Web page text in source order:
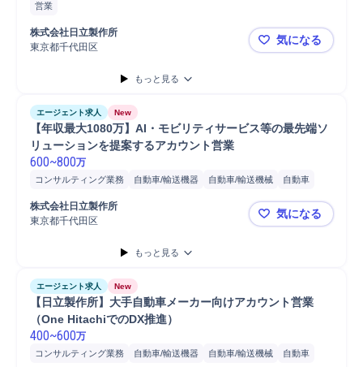
営業
株式会社日立製作所
東京都千代田区
【年収最大
気になる
もっと見る
エージェント求人 New
【年収最大1080万】AI・モビリティサービス等の最先端ソ
リューションを提案するアカウント営業
600~800万
コンサルティング業務 自動車/輸送機器 自動車/輸送機械
自動車
営業
コンサルタント
株式会社日立製作所
東京都千代田区
【年収最大
気になる
もっと見る
エージェント求人 New
【日立製作所】大手自動車メーカー向けアカウント営業
（One HitachiでのDX推進）
400~600万
コンサルティング業務 自動車/輸送機器 自動車/輸送機械
自動車